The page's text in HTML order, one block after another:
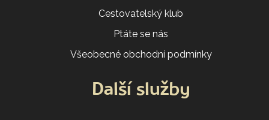
Cestovatelský klub
Ptáte se nás
Všeobecné obchodní podmínky
Další služby